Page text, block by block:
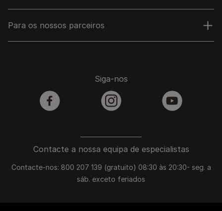
Para os nossos parceiros
Contacte a nossa equipa de especialistas
Contacte-nos: 800 207 139 (gratuito) 08:30 às 20:30- seg. a
sáb. exceto feriados
Siga-nos
facebook instagram youtube